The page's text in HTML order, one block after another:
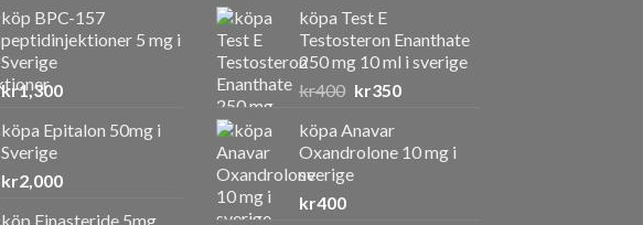
köp BPC-157
peptidinjektioner 5 mg i
Sverige
kr1,300
köpa Epitalon 50mg i
Sverige
kr2,000
köp Finasteride 5mg
köpa Test E
Testosteron Enanthate
250 mg 10 ml i sverige
kr400 Det
priset
var:
kr400.
kr350Det
är:
köpa Anavar
Oxandrolone 10 mg i
sverige
kr400